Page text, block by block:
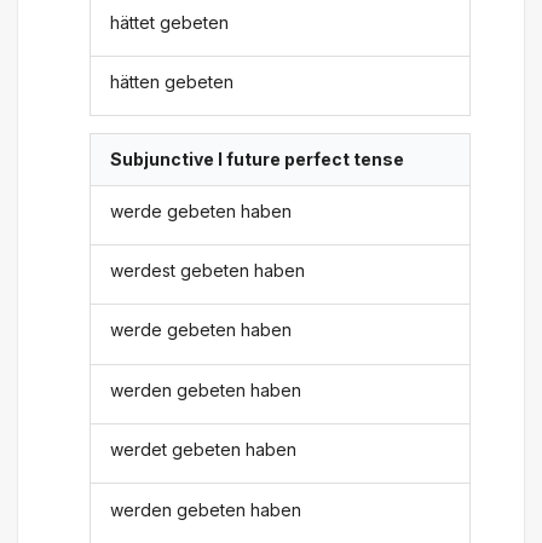
hättet gebeten
hätten gebeten
Subjunctive I future perfect tense
werde gebeten haben
werdest gebeten haben
werde gebeten haben
werden gebeten haben
werdet gebeten haben
werden gebeten haben